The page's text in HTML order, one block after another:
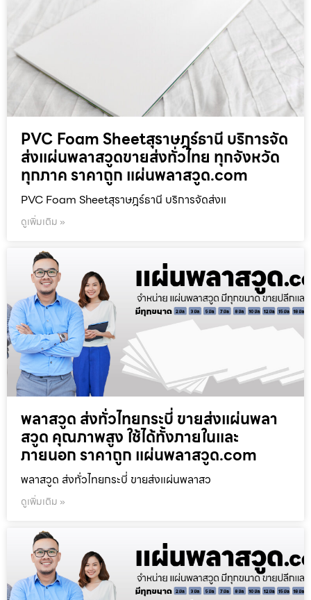
PVC Foam Sheetสุราษฎร์ธานี บริการจัด
ส่งแผ่นพลาสวูดขายส่งทั่วไทย ทุกจังหวัด
ทุกภาค ราคาถูก แผ่นพลาสวูด.com
PVC Foam Sheetสุราษฎร์ธานี บริการจัดส่งแ
ดูเพิ่มเติม »
พลาสวูด ส่งทั่วไทยกระบี่ ขายส่งแผ่นพลา
สวูด คุณภาพสูง ใช้ได้ทั้งภายในและ
ภายนอก ราคาถูก แผ่นพลาสวูด.com
พลาสวูด ส่งทั่วไทยกระบี่ ขายส่งแผ่นพลาสว
ดูเพิ่มเติม »